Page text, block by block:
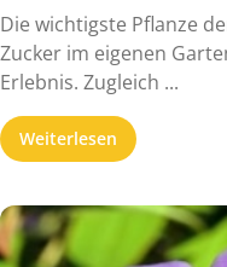
Die wichtigste Pflanze
Zucker im eigenen
Erlebnis. Zugleich ...
Weiterlesen